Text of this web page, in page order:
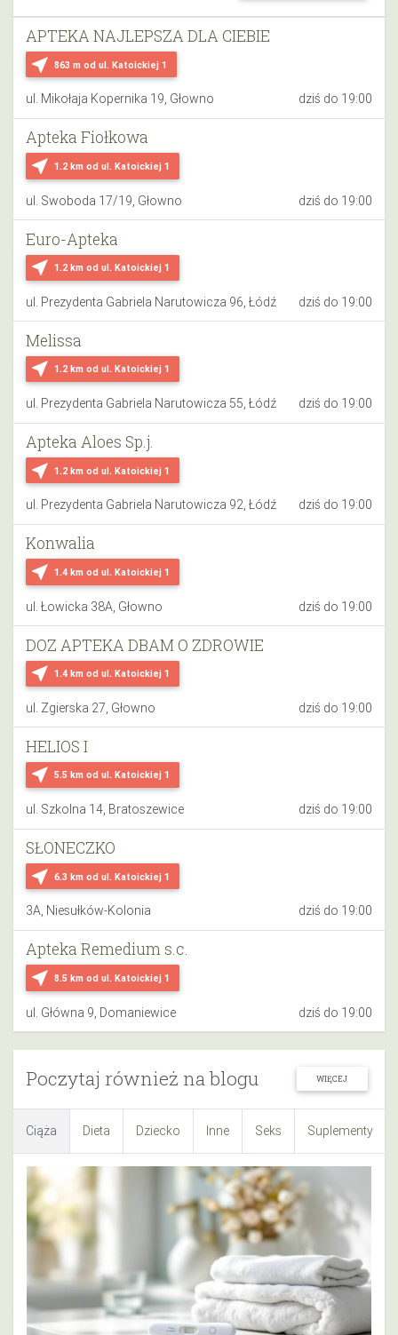
near_me 863 m od ul. Katoickiej 1
APTEKA NAJLEPSZA DLA CIEBIE
ul. Mikołaja Kopernika 19, Głowno dziś do 19:00
near_me 1.2 km od ul. Katoickiej 1
Apteka Fiołkowa
ul. Swoboda 17/19, Głowno dziś do 19:00
near_me 1.2 km od ul. Katoickiej 1
Euro-Apteka
ul. Prezydenta Gabriela Narutowicza 96, Łódź dziś do 19:00
near_me 1.2 km od ul. Katoickiej 1
Melissa
ul. Prezydenta Gabriela Narutowicza 55, Łódź dziś do 19:00
near_me 1.2 km od ul. Katoickiej 1
Apteka Aloes Sp.j.
ul. Prezydenta Gabriela Narutowicza 92, Łódź dziś do 19:00
near_me 1.4 km od ul. Katoickiej 1
Konwalia
ul. Łowicka 38A, Głowno dziś do 19:00
near_me 1.4 km od ul. Katoickiej 1
DOZ APTEKA DBAM O ZDROWIE
ul. Zgierska 27, Głowno dziś do 19:00
near_me 5.5 km od ul. Katoickiej 1
HELIOS I
ul. Szkolna 14, Bratoszewice dziś do 19:00
near_me 6.3 km od ul. Katoickiej 1
SŁONECZKO
3A, Niesułków-Kolonia dziś do 19:00
near_me 8.5 km od ul. Katoickiej 1
Apteka Remedium s.c.
ul. Główna 9, Domaniewice dziś do 19:00
Poczytaj również na blogu WIĘCEJ
Ciąża Dieta Dziecko Inne Seks Suplementy